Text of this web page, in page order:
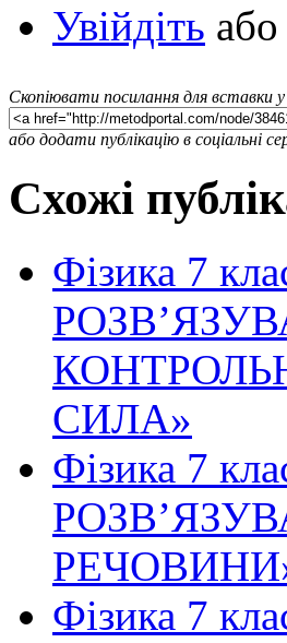
Увійдіть або
Скопіювати посилання для вставки
або додати публікацію в соціальні
Схожі
Фізика 7
СИЛА»
Фізика 7
Фізика 7